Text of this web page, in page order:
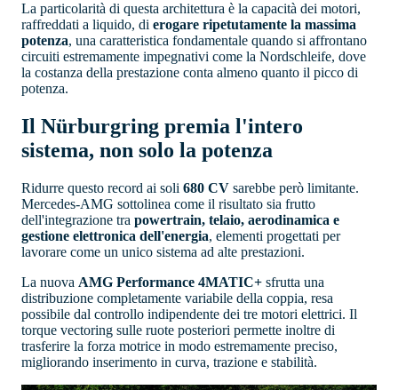
La particolarità di questa architettura è la capacità dei motori,
raffreddati a liquido, di erogare ripetutamente la massima
potenza, una caratteristica fondamentale quando si affrontano
circuiti estremamente impegnativi come la Nordschleife, dove
la costanza della prestazione conta almeno quanto il picco di
potenza.
Il Nürburgring premia l'intero
sistema, non solo la potenza
Ridurre questo record ai soli 680 CV sarebbe però limitante.
Mercedes-AMG sottolinea come il risultato sia frutto
dell'integrazione tra powertrain, telaio, aerodinamica e
gestione elettronica dell'energia, elementi progettati per
lavorare come un unico sistema ad alte prestazioni.
La nuova AMG Performance 4MATIC+ sfrutta una
distribuzione completamente variabile della coppia, resa
possibile dal controllo indipendente dei tre motori elettrici. Il
torque vectoring sulle ruote posteriori permette inoltre di
trasferire la forza motrice in modo estremamente preciso,
migliorando inserimento in curva, trazione e stabilità.